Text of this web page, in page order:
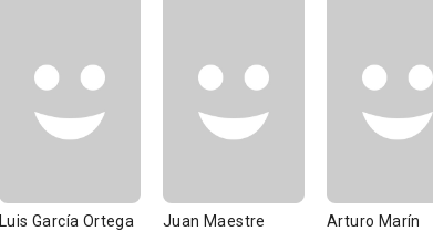
Luis García Ortega Juan Maestre Arturo Marín